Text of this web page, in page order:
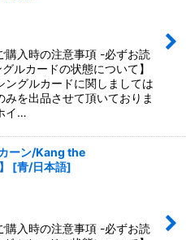
購入時の注意事項 -必ずお読
ルカードの状態について】
ングルカードに関しましては
みを出品させて頂いておりま
イ…
ーン/Kang the
[青/日本語]
購入時の注意事項 -必ずお読